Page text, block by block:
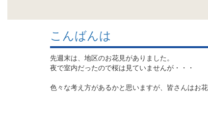
こんばんは
先週末は、地区のお花見がありました。
夜で室内だったので桜は見ていませんが・・・
色々な考え方があるかと思いますが、皆さんはお